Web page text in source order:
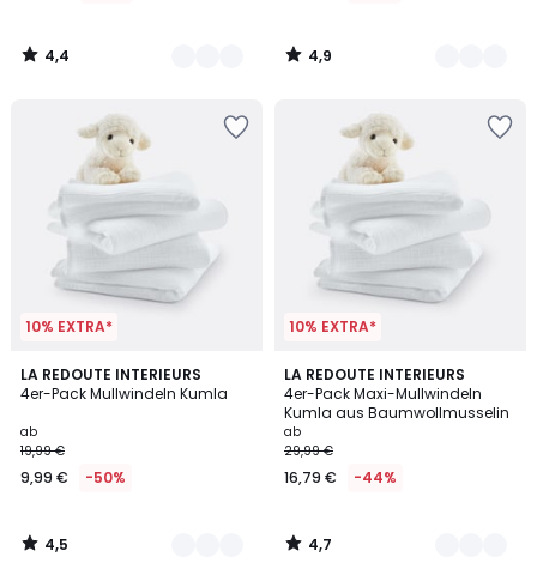
€
50%
angewendet.
4,4
/
4,9
/
10% EXTRA*
LA REDOUTE INTERIEURS
4er-Pack Mullwindeln Kumla
ab
19,99 €
9,99 € -50%
4,5
/ 5
9
Farben
4,5
/
10% EXTRA*
LA REDOUTE INTERIEURS
4er-Pack Maxi-Mullwindeln
Kumla aus Baumwollmusselin
ab
29,99 €
16,79 € -44%
4,7
/ 5
9
Farben
4,7
/